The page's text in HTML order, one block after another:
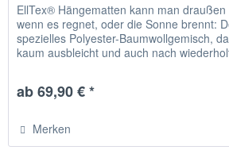
EllTex® Hängematten kann man
wenn es regnet, oder die Sonne brennt:
spezielles Polyester-Baumwollgemisch,
kaum ausbleicht und auch nach
ab 69,90 € *
Merken